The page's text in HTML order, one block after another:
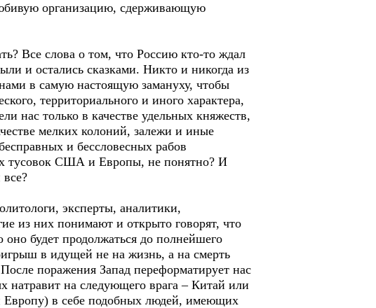
организацию, сдерживающую
Все слова о том, что Россию кто-то ждал
и остались сказками. Никто и никогда из
в самую настоящую замануху, чтобы
территориального и иного характера,
нас только в качестве удельных княжеств,
мелких колоний, залежи и иные
и бессловесных рабов
тусовок США и Европы, не понятно? И
эксперты, аналитики,
из них понимают и открыто говорят, что
будет продолжаться до полнейшего
в идущей не на жизнь, а на смерть
поражения Запад переформатирует нас
на следующего врага – Китай или
в себе подобных людей, имеющих